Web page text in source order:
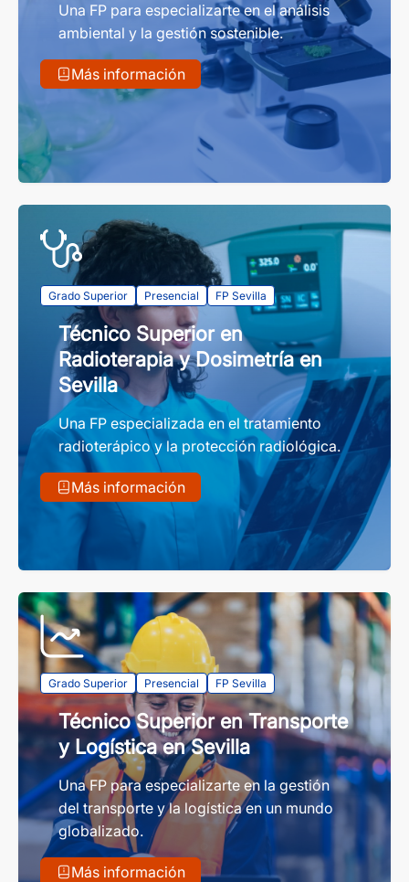
Una FP para especializarte en el análisis
ambiental y la gestión sostenible.
Más información
Grado Superior Presencial FP Sevilla
Técnico Superior en
Radioterapia y Dosimetría en
Sevilla
Una FP especializada en el tratamiento
radioterápico y la protección radiológica.
Más información
Grado Superior Presencial FP Sevilla
Técnico Superior en Transporte
y Logística en Sevilla
Una FP para especializarte en la gestión
del transporte y la logística en un mundo
globalizado.
Más información